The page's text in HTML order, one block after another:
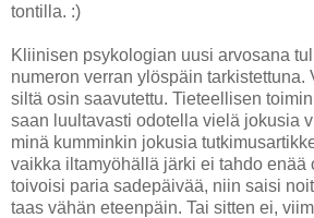
tontilla. :)
Kliinisen psykologian uusi arvosana
numeron verran ylöspäin tarkistettuna.
siltä osin saavutettu. Tieteellisen
saan luultavasti odotella vielä jokusia
minä kumminkin jokusia
vaikka iltamyöhällä järki ei tahdo enää
toivoisi paria sadepäivää, niin saisi
taas vähän eteenpäin. Tai sitten ei,